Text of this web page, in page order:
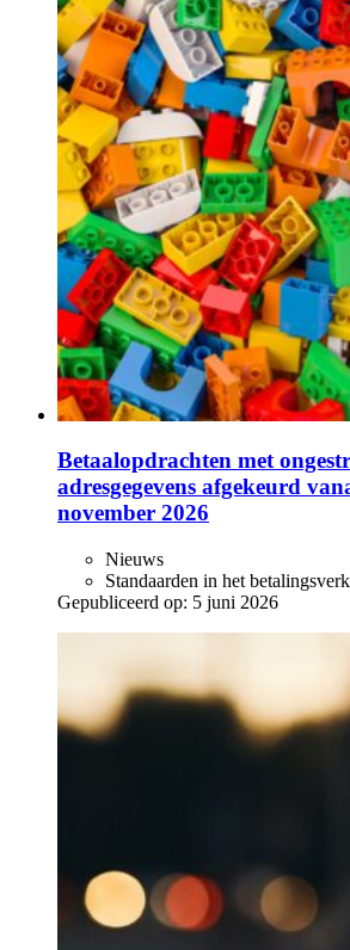
Betaalopdrachten met
adresgegevens afgekeurd
november 2026
Nieuws
Standaarden in het
Gepubliceerd op: 5 juni 2026